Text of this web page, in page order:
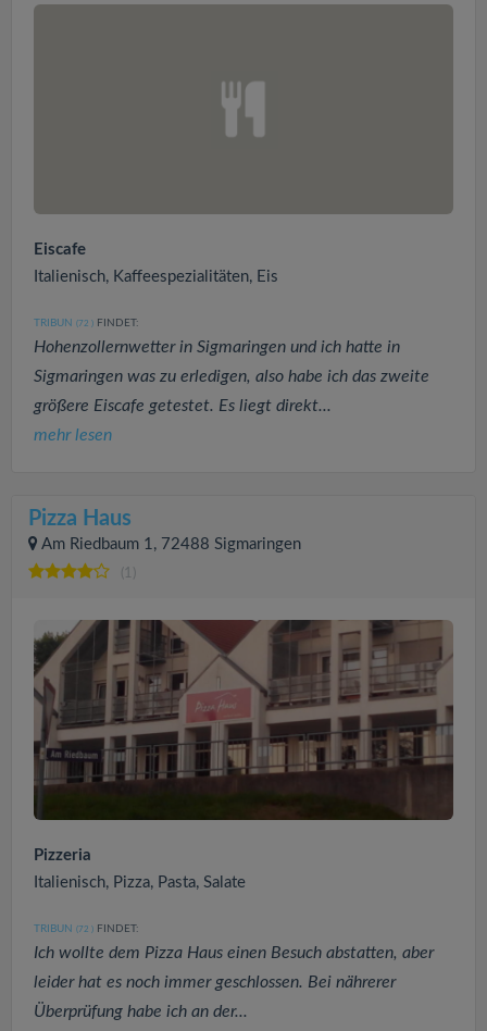
Eiscafe
Italienisch, Kaffeespezialitäten, Eis
TRIBUN (72 ) FINDET:
Hohenzollernwetter in Sigmaringen und ich hatte in
Sigmaringen was zu erledigen, also habe ich das zweite
größere Eiscafe getestet. Es liegt direkt...
mehr lesen
Pizza Haus
Am Riedbaum 1, 72488 Sigmaringen
Pizzeria
Italienisch, Pizza, Pasta, Salate
TRIBUN (72 ) FINDET:
Ich wollte dem Pizza Haus einen Besuch abstatten, aber
leider hat es noch immer geschlossen. Bei nährerer
Überprüfung habe ich an der...